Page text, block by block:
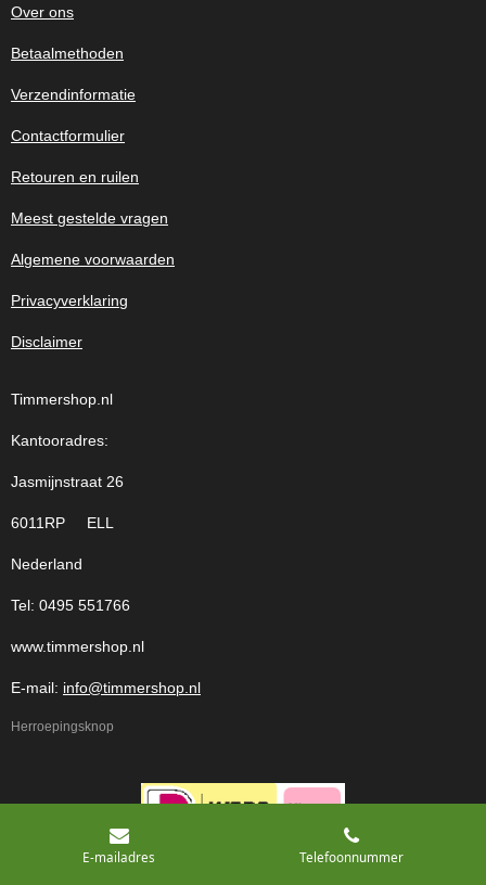
Over ons
Betaalmethoden
Verzendinformatie
Contactformulier
Retouren en ruilen
Meest gestelde vragen
Algemene voorwaarden
Privacyverklaring
Disclaimer
Timmershop.nl
Kantooradres:
Jasmijnstraat 26
6011RP ELL
Nederland
Tel: 0495 551766
www.timmershop.nl
E-mail: info@timmershop.nl
Herroepingsknop
E-mailadres Telefoonnummer